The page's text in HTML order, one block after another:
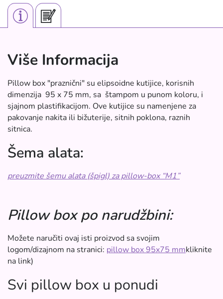
Više Informacija
Pillow box "praznični" su elipsoidne kutijice, korisnih
dimenzija 95 x 75 mm, sa štampom u punom koloru, i
sjajnom plastifikacijom. Ove kutijice su namenjene za
pakovanje nakita ili bižuterije, sitnih poklona, raznih
sitnica.
Šema alata:
preuzmite šemu alata (špigl) za pillow-box “M1”
Pillow box po narudžbini:
Možete naručiti ovaj isti proizvod sa svojim
logom/dizajnom na stranici: pillow box 95x75 mmkliknite
na link)
Svi pillow box u ponudi